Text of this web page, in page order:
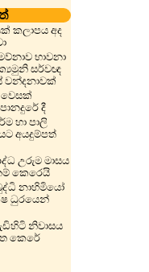
කලාපය අද
භාවනා
සර්වඥ
වන්දනාවක්
වෙසක්
දී
හා පාලි
අයදුම්පත්
උරුම මාසය
කෙරෙයි
නාහිමියෝ
ධුරයෙන්
නිවාසය
කෙරේ